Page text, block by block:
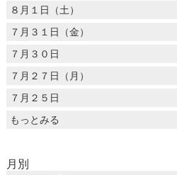
８月１日（土）
７月３１日（金）
７月３０日
７月２７日（月）
７月２５日
もっとみる
月別